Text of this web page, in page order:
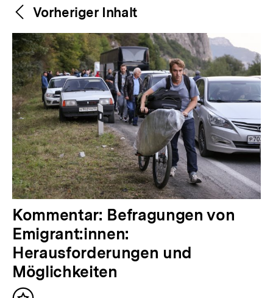
Weitere
Inhalte
Content-
Navigation
Vorheriger Inhalt
V
o
r
h
e
Kommentar: Befragungen von
Emigrant:innen:
Herausforderungen und
Möglichkeiten